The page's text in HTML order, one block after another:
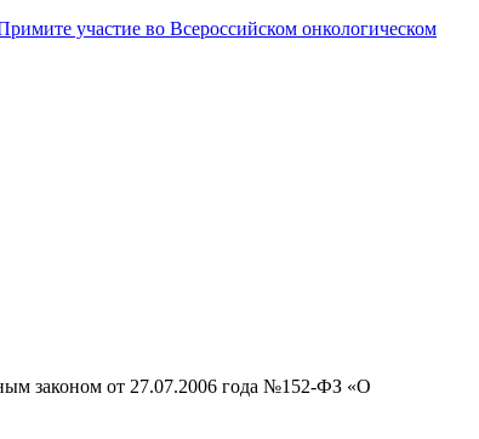
участие во Всероссийском онкологическом
законом от 27.07.2006 года №152-ФЗ «О